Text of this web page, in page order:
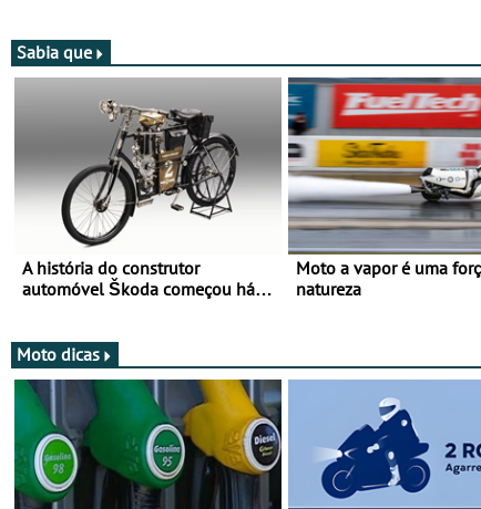
Sabia que
A história do construtor
automóvel Škoda começou há
Moto a vapor é uma
natureza
Moto dicas